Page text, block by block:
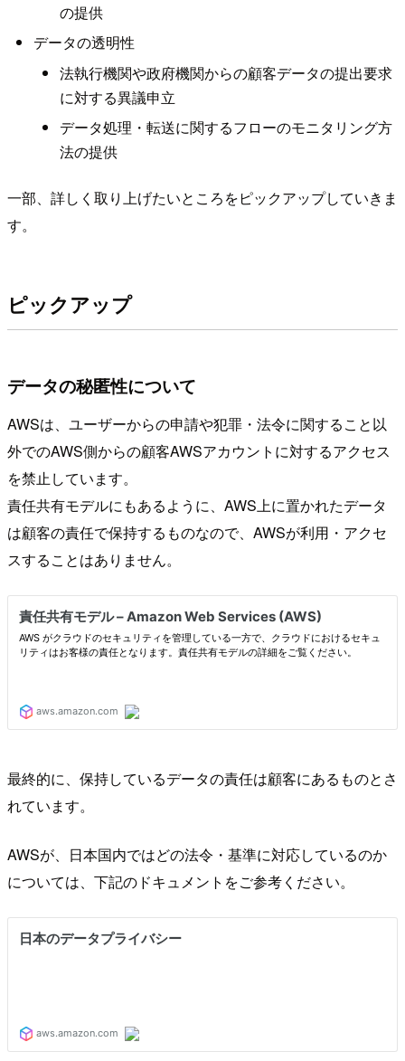
の提供
データの透明性
法執行機関や政府機関からの顧客データの提出要求
に対する異議申立
データ処理・転送に関するフローのモニタリング方
法の提供
一部、詳しく取り上げたいところをピックアップしていきま
す。
ピックアップ
データの秘匿性について
AWSは、ユーザーからの申請や犯罪・法令に関すること以
外でのAWS側からの顧客AWSアカウントに対するアクセス
を禁止しています。
責任共有モデルにもあるように、AWS上に置かれたデータ
は顧客の責任で保持するものなので、AWSが利用・アクセ
スすることはありません。
最終的に、保持しているデータの責任は顧客にあるものとさ
れています。
AWSが、日本国内ではどの法令・基準に対応しているのか
については、下記のドキュメントをご参考ください。